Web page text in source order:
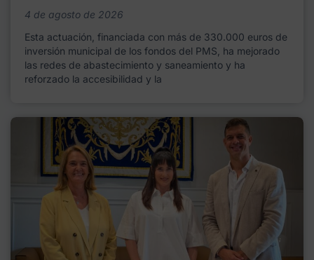
4 de agosto de 2026
Esta actuación, financiada con más de 330.000 euros de
inversión municipal de los fondos del PMS, ha mejorado
las redes de abastecimiento y saneamiento y ha
reforzado la accesibilidad y la